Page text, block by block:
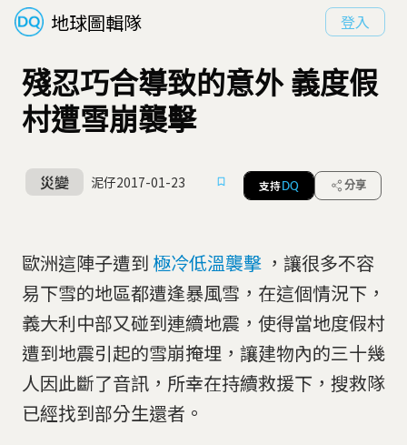
地球圖輯隊 登入
殘忍巧合導致的意外 義度假
村遭雪崩襲擊
災變 泥仔2017-01-23 支持 DQ 分享
歐洲這陣子遭到 極冷低溫襲擊 ，讓很多不容
易下雪的地區都遭逢暴風雪，在這個情況下，
義大利中部又碰到連續地震，使得當地度假村
遭到地震引起的雪崩掩埋，讓建物內的三十幾
人因此斷了音訊，所幸在持續救援下，搜救隊
已經找到部分生還者。